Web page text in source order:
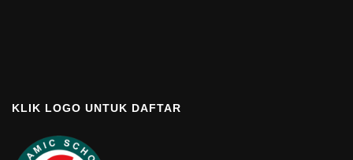
KLIK LOGO UNTUK DAFTAR